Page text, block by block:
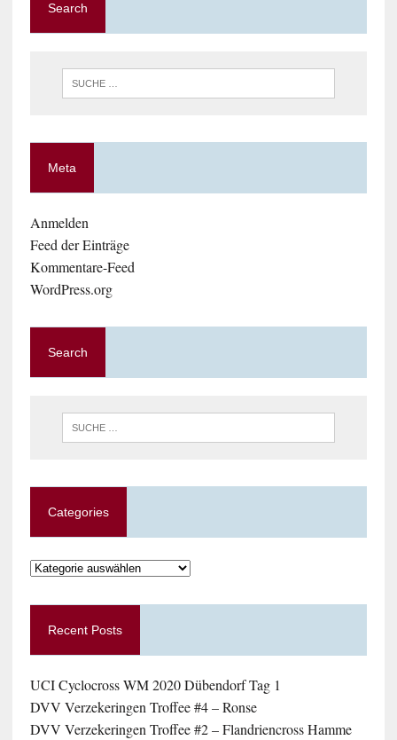
Search
Meta
Anmelden
Feed der Einträge
Kommentare-Feed
WordPress.org
Search
Categories
Categories
Recent Posts
UCI Cyclocross WM 2020 Dübendorf Tag 1
DVV Verzekeringen Troffee #4 – Ronse
DVV Verzekeringen Troffee #2 – Flandriencross Hamme